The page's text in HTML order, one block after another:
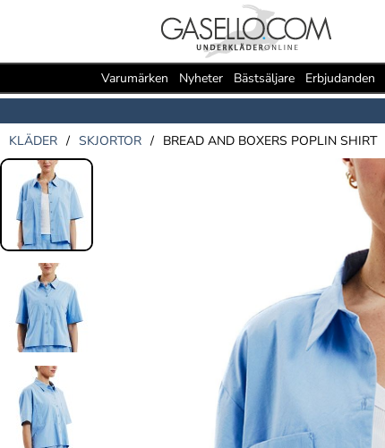
Varumärken Nyheter Bästsäljare Erbjudanden
KLÄDER / SKJORTOR / BREAD AND BOXERS POPLIN SHIRT